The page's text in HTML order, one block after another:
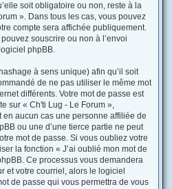
soit obligatoire ou non, reste à la
». Dans tous les cas, vous pouvez
compte sera affichée publiquement.
souscrire ou non à l’envoi
phpBB.
à sens unique) afin qu’il soit
de ne pas utiliser le même mot
différents. Votre mot de passe est
sur « Ch'ti Lug - Le Forum »,
aucun cas une personne affiliée de
ou une d’une tierce partie ne peut
mot de passe. Si vous oubliez votre
la fonction « J’ai oublié mon mot de
Ce processus vous demandera
et votre courriel, alors le logiciel
de passe qui vous permettra de vous